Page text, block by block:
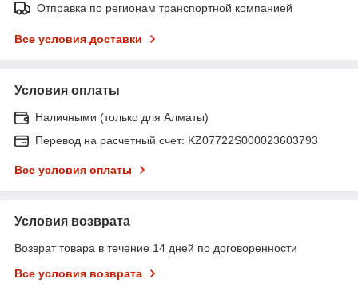
Отправка по регионам транспортной компанией
Все условия доставки
Условия оплаты
Наличными (только для Алматы)
Перевод на расчетный счет: KZ07722S000023603793
Все условия оплаты
Условия возврата
Возврат товара в течение 14 дней по договоренности
Все условия возврата